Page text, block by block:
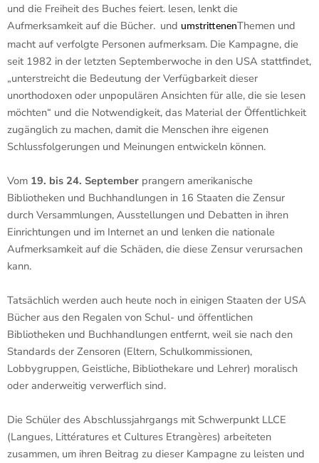
und die Freiheit des Buches feiert. lesen, lenkt die
Aufmerksamkeit auf die Bücher. und umstrittenenThemen und
macht auf verfolgte Personen aufmerksam. Die Kampagne, die
seit 1982 in der letzten Septemberwoche in den USA stattfindet,
„unterstreicht die Bedeutung der Verfügbarkeit dieser
unorthodoxen oder unpopulären Ansichten für alle, die sie lesen
möchten“ und die Notwendigkeit, das Material der Öffentlichkeit
zugänglich zu machen, damit die Menschen ihre eigenen
Schlussfolgerungen und Meinungen entwickeln können.
Vom 19. bis 24. September prangern amerikanische
Bibliotheken und Buchhandlungen in 16 Staaten die Zensur
durch Versammlungen, Ausstellungen und Debatten in ihren
Einrichtungen und im Internet an und lenken die nationale
Aufmerksamkeit auf die Schäden, die diese Zensur verursachen
kann.
Tatsächlich werden auch heute noch in einigen Staaten der USA
Bücher aus den Regalen von Schul- und öffentlichen
Bibliotheken und Buchhandlungen entfernt, weil sie nach den
Standards der Zensoren (Eltern, Schulkommissionen,
Lobbygruppen, Geistliche, Bibliothekare und Lehrer) moralisch
oder anderweitig verwerflich sind.
Die Schüler des Abschlussjahrgangs mit Schwerpunkt LLCE
(Langues, Littératures et Cultures Etrangères) arbeiteten
zusammen, um ihren Beitrag zu dieser Kampagne zu leisten und